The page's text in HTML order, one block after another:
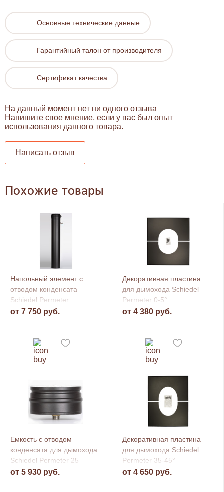
Основные технические данные
Гарантийный талон от производителя
Сертификат качества
На данный момент нет ни одного отзыва
Напишите свое мнение, если у вас был опыт
использования данного товара.
Написать отзыв
Похожие товары
Напольный элемент с
отводом конденсата
Schiedel Permeter
от 7 750 руб.
Декоративная пластина
для дымохода Schiedel
Permeter 0-5°
от 4 380 руб.
Емкость с отводом
конденсата для дымохода
Schiedel Permeter 25
от 5 930 руб.
Декоративная пластина
для дымохода Schiedel
Permeter 35-45°
от 4 650 руб.